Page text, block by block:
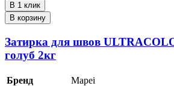
В 1 клик
В корзину
Затирка для швов
голуб 2кг
Бренд
Mapei